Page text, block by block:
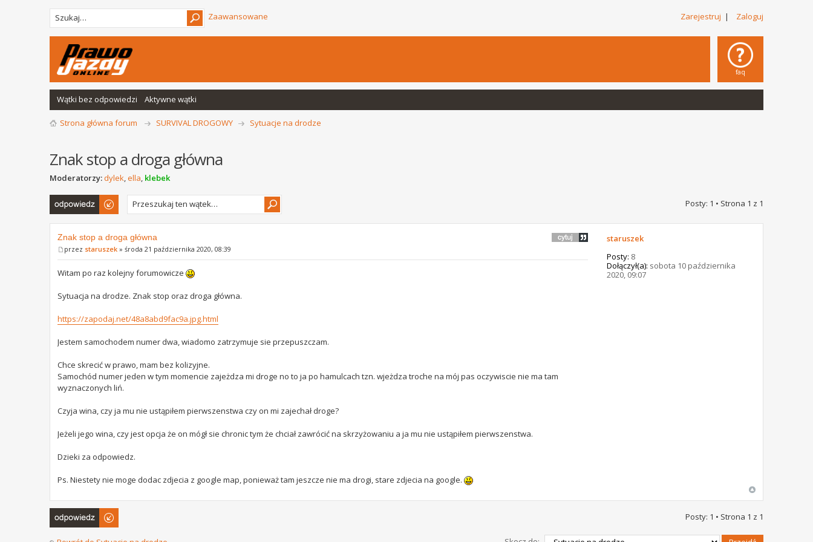
Zarejestruj | Zaloguj
Zaawansowane
faq
Wątki bez odpowiedzi Aktywne wątki
Strona główna forum SURVIVAL DROGOWY Sytuacje na drodze
Znak stop a droga główna
Moderatorzy:dylek,ella, klebek
Odpowiedz Posty: 1 • Strona 1 z 1
Znak stop a droga główna
przez staruszek » środa 21 października 2020, 08:39
Witam po raz kolejny forumowicze
Sytuacja na drodze. Znak stop oraz droga główna.
https://zapodaj.net/48a8abd9fac9a.jpg.html
Jestem samochodem numer dwa, wiadomo zatrzymuje sie przepuszczam.
Chce skrecić w prawo, mam bez kolizyjne.
Samochód numer jeden w tym momencie zajeżdza mi droge no to ja po hamulcach tzn. wjeżdza troche na mój pas oczywiscie nie ma tam
wyznaczonych liń.
Czyja wina, czy ja mu nie ustąpiłem pierwszenstwa czy on mi zajechał droge?
Jeżeli jego wina, czy jest opcja że on mógł sie chronic tym że chciał zawrócić na skrzyżowaniu a ja mu nie ustąpiłem pierwszenstwa.
Dzieki za odpowiedz.
Ps. Niestety nie moge dodac zdjecia z google map, ponieważ tam jeszcze nie ma drogi, stare zdjecia na google.
staruszek
Posty: 8
Dołączył(a): sobota 10 października
2020, 09:07
Odpowiedz
Posty: 1 • Strona 1 z 1